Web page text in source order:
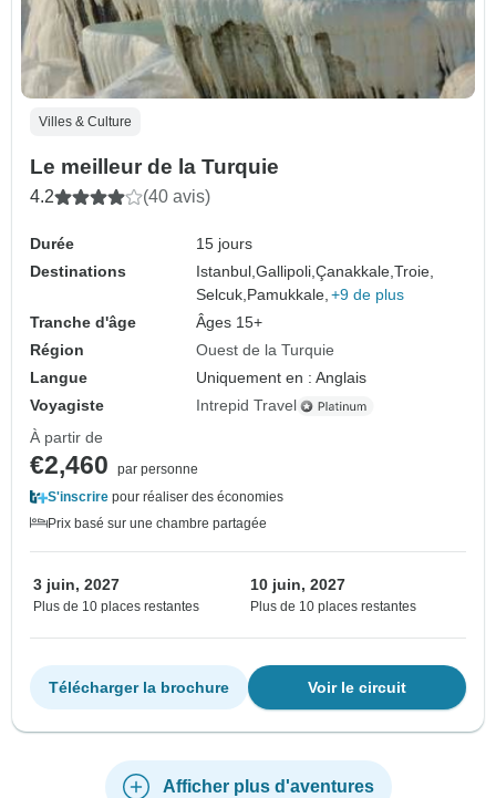
Villes & Culture
Le meilleur de la Turquie
4.2 (40 avis)
Durée
15 jours
Destinations
Istanbul,Gallipoli,Çanakkale,Troie,
Selcuk,Pamukkale, +9 de plus
Tranche d'âge
Âges 15+
Région
Ouest de la Turquie
Langue
Uniquement en : Anglais
Voyagiste
Intrepid Travel
À partir de
€2,460
par personne
S'inscrire pour réaliser des économies
Prix basé sur une chambre partagée
3 juin, 2027
Plus de 10 places restantes
10 juin, 2027
Plus de 10 places restantes
Voir le circuit
Télécharger la brochure
Afficher plus d'aventures